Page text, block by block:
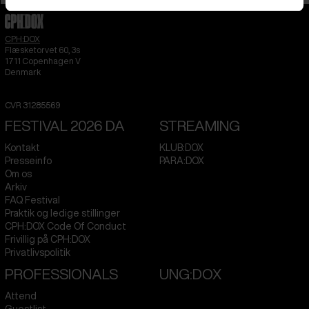
CPH:DOX
Flæsketorvet 60, 3s
1711 Copenhagen V
Denmark
CVR 31285569
FESTIVAL 2026 DA
Kontakt
Presseinfo
Om os
Arkiv
FAQ Festival
Praktik og ledige stillinger
CPH:DOX Code Of Conduct
Frivillig på CPH:DOX
Privatlivspolitik
STREAMING
KLUB:DOX
PARA:DOX
PROFESSIONALS
Attend
UNG:DOX